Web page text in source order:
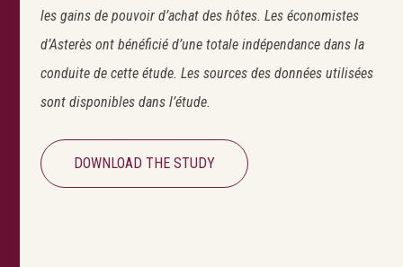
les gains de pouvoir d’achat des hôtes. Les économistes
d’Asterès ont bénéficié d’une totale indépendance dans la
conduite de cette étude. Les sources des données utilisées
sont disponibles dans l’étude.
DOWNLOAD THE STUDY